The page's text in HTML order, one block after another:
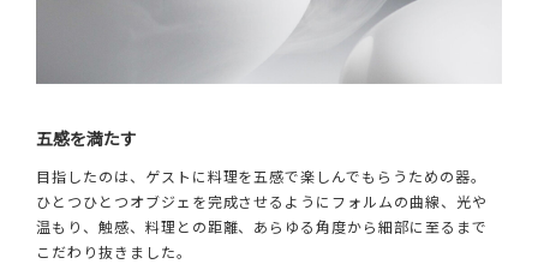
五感を満たす
目指したのは、ゲストに料理を五感で楽しんでもらうための器。
ひとつひとつオブジェを完成させるようにフォルムの曲線、光や
温もり、触感、料理との距離、あらゆる角度から細部に至るまで
こだわり抜きました。